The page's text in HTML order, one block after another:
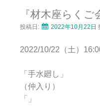
ン
ツ
ス
ッ
プ
『材木座らくご
投稿日: 2022年10月22日
2022/10/22（土）
「手水廻し」
（仲入り）
「」